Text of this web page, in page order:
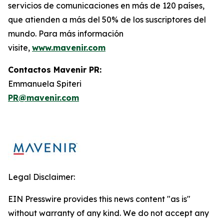
servicios de comunicaciones en más de 120 países,
que atienden a más del 50% de los suscriptores del
mundo. Para más información
visite, www.mavenir.com
Contactos Mavenir PR:
Emmanuela Spiteri
PR@mavenir.com
Legal Disclaimer:
EIN Presswire provides this news content "as is"
without warranty of any kind. We do not accept any